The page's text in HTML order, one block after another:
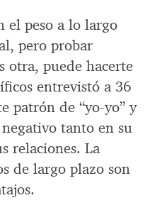
el peso a lo largo
pero probar
otra, puede hacerte
entrevistó a 36
patrón de “yo-yo” y
tanto en su
relaciones. La
de largo plazo son